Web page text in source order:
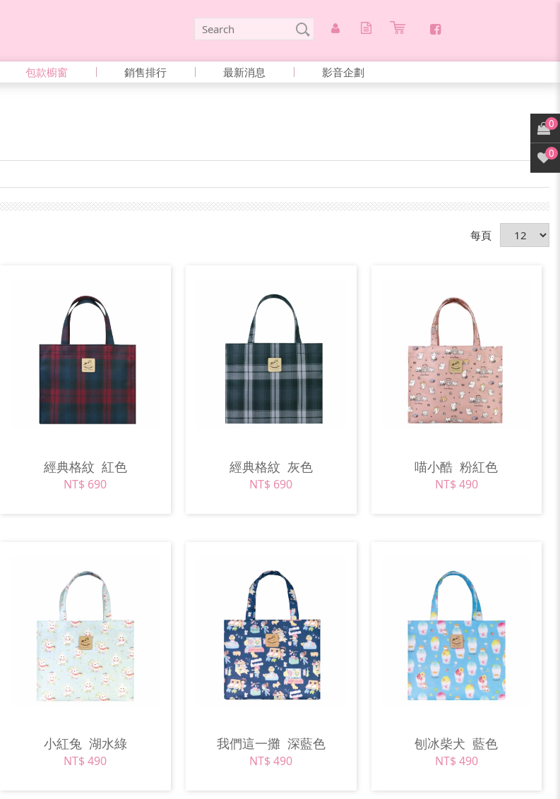
包款櫥窗 銷售排行 最新消息 影音企劃
每頁
經典格紋 紅色
NT$ 690
經典格紋 灰色
NT$ 690
喵小酷粉紅色
NT$ 490
小紅兔 湖水綠
NT$ 490
我們這一攤 深藍色
NT$ 490
刨冰柴犬藍色
NT$ 490
0
0